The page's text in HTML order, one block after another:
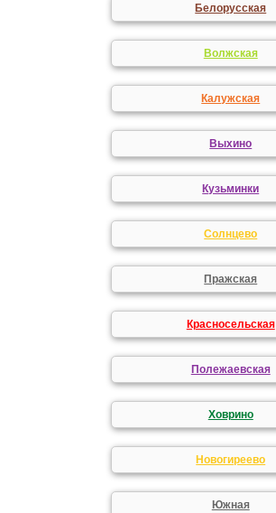
Белорусская
Волжская
Калужская
Выхино
Кузьминки
Солнцево
Пражская
Красносельская
Полежаевская
Ховрино
Новогиреево
Южная